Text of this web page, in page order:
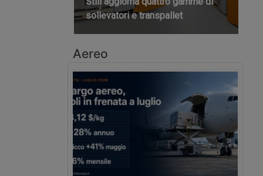
sollevatori e transpallet
Aereo